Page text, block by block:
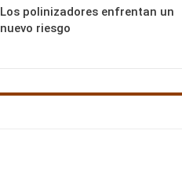
Los polinizadores enfrentan un
nuevo riesgo